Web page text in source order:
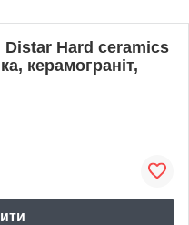
Distar Hard ceramics
керамограніт,